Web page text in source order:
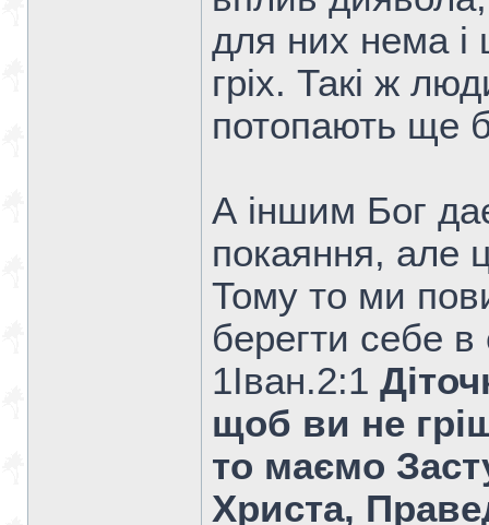
для них нема і
гріх. Такі ж
потопають ще
А іншим Бог
покаяння, але
Тому то ми
берегти себе в
1Iван.2:1
щоб ви не
то маємо
Христа,